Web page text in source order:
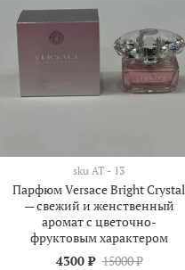
sku АТ - 13
Парфюм Versace Bright Crystal
— свежий и женственный
аромат с цветочно-
фруктовым характером
4300 ₽ 15000 ₽